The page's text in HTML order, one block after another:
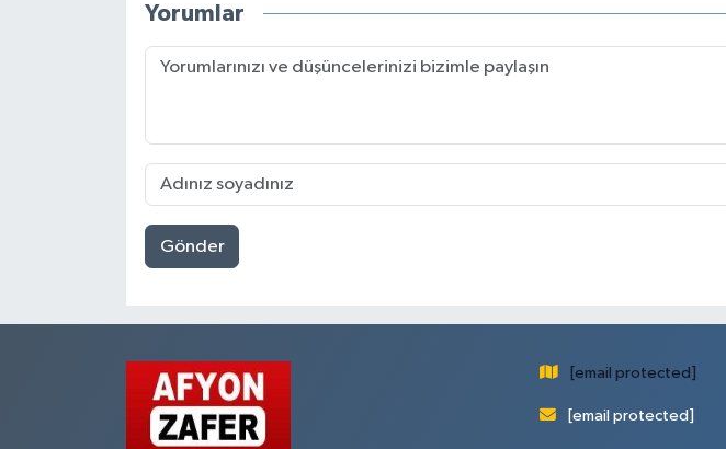
Yorumlar
Gönder
[email protected]
[email protected]